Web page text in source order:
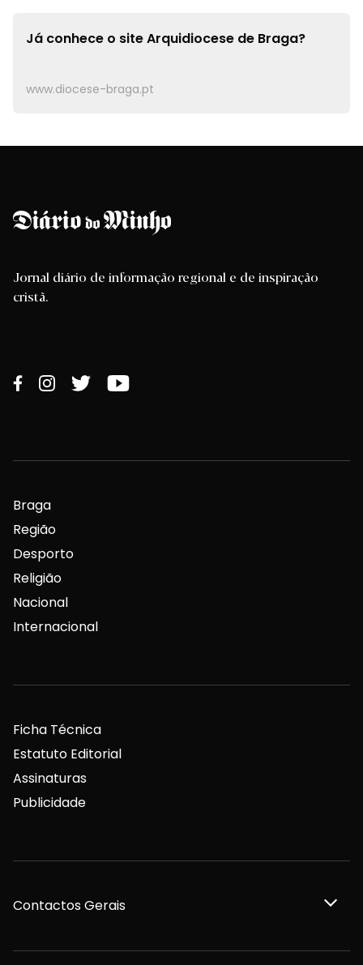
Já conhece o siteArquidiocese de Braga?
www.diocese-braga.pt
Jornal diário de informação regional e de inspiração
cristã.
Braga
Região
Desporto
Religião
Nacional
Internacional
Ficha Técnica
Estatuto Editorial
Assinaturas
Publicidade
Contactos Gerais